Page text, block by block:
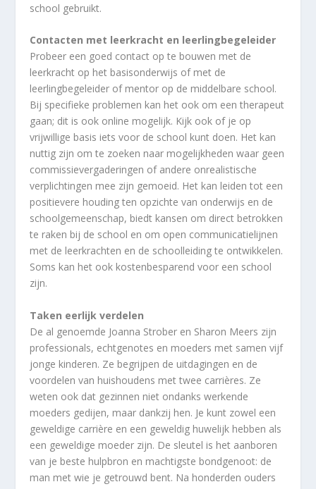
school gebruikt.
Contacten met leerkracht en leerlingbegeleider
Probeer een goed contact op te bouwen met de
leerkracht op het basisonderwijs of met de
leerlingbegeleider of mentor op de middelbare school.
Bij specifieke problemen kan het ook om een therapeut
gaan; dit is ook online mogelijk. Kijk ook of je op
vrijwillige basis iets voor de school kunt doen. Het kan
nuttig zijn om te zoeken naar mogelijkheden waar geen
commissievergaderingen of andere onrealistische
verplichtingen mee zijn gemoeid. Het kan leiden tot een
positievere houding ten opzichte van onderwijs en de
schoolgemeenschap, biedt kansen om direct betrokken
te raken bij de school en om open communicatielijnen
met de leerkrachten en de schoolleiding te ontwikkelen.
Soms kan het ook kostenbesparend voor een school
zijn.
Taken eerlijk verdelen
De al genoemde Joanna Strober en Sharon Meers zijn
professionals, echtgenotes en moeders met samen vijf
jonge kinderen. Ze begrijpen de uitdagingen en de
voordelen van huishoudens met twee carrières. Ze
weten ook dat gezinnen niet ondanks werkende
moeders gedijen, maar dankzij hen. Je kunt zowel een
geweldige carrière en een geweldig huwelijk hebben als
een geweldige moeder zijn. De sleutel is het aanboren
van je beste hulpbron en machtigste bondgenoot: de
man met wie je getrouwd bent. Na honderden ouders